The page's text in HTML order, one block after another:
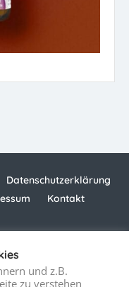
Datenschutzerklärung
Kontakt
und z.B.
zu verstehen